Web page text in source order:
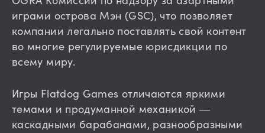
играми острова Мэн (GSC), что позволяет
компании легально поставлять свой контент
во многие регулируемые юрисдикции по
всему миру.
Игры Flatdog Games отличаются яркими
темами и продуманной механикой —
каскадными барабанами, разнообразными